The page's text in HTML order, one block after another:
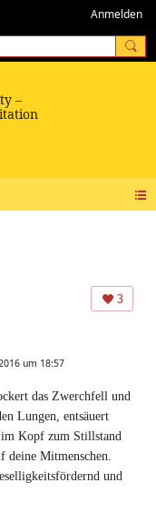
Anmelden
3
um 18:57
das Zwerchfell und
Lungen, entsäuert
Kopf zum Stillstand
deine Mitmenschen.
und